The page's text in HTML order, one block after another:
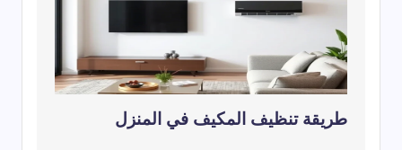
طريقة تنظيف المكيف في المنزل